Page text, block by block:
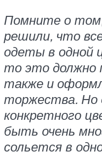
Помните о
решили, что
одеты в одной
то это должно
также и
торжества. Но
конкретного
быть очень
сольется в